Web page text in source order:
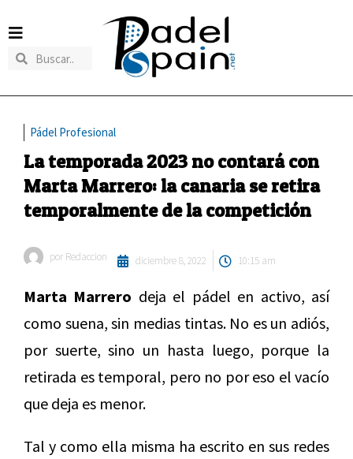
Pádel Profesional
La temporada 2023 no contará con
Marta Marrero: la canaria se retira
temporalmente de la competición
por Redaccion diciembre 8, 2022 10:15 am
Marta Marrero deja el pádel en activo, así
como suena, sin medias tintas. No es un adiós,
por suerte, sino un hasta luego, porque la
retirada es temporal, pero no por eso el vacío
que deja es menor.
Tal y como ella misma ha escrito en sus redes